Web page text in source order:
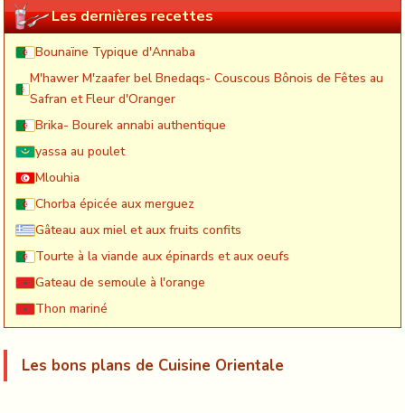
Les dernières recettes
Bounaïne Typique d'Annaba
M'hawer M'zaafer bel Bnedaqs- Couscous Bônois de Fêtes au
Safran et Fleur d'Oranger
Brika- Bourek annabi authentique
yassa au poulet
Mlouhia
Chorba épicée aux merguez
Gâteau aux miel et aux fruits confits
Tourte à la viande aux épinards et aux oeufs
Gateau de semoule à l'orange
Thon mariné
Les bons plans de Cuisine Orientale